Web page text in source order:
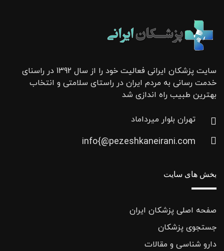
سایت پزشکان ایرانی فعالیت خود را از سال 1392 در راسنای
خدمت رسانی به مردم ایران در راستای سلامتی و انتخاب
بهترین طبیب راه اندازی شد
تهران بلوار میرداماد
info{@pezeshkaneirani.com
بخش های سایت
صفحه اصلی پزشکان ایران
جستجوی پزشکان
دارو شناسی و مقالات